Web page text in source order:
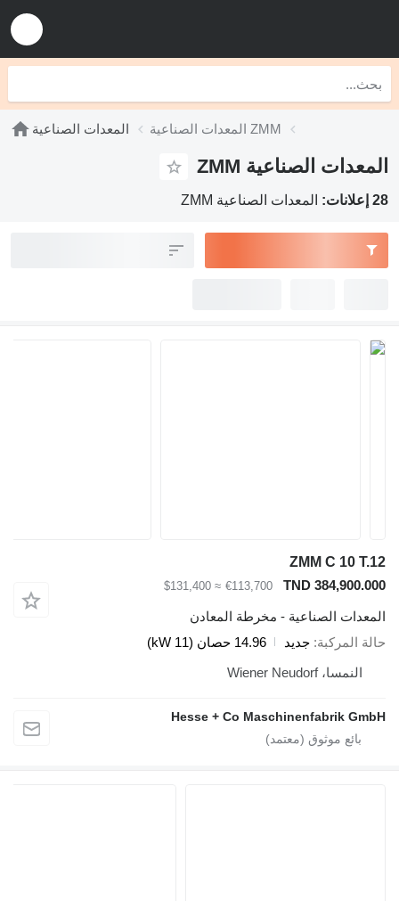
المعدات الصناعية المعدات الصناعية ZMM
المعدات الصناعية ZMM
28 إعلانات: المعدات الصناعية ZMM
ZMM C 10 T.12
TND 384,900.000
€113,700
≈ $131,400
المعدات الصناعية - مخرطة المعادن
حالة المركبة جديد
14.96 حصان (11 kW)
النمسا، Wiener Neudorf
Hesse + Co Maschinenfabrik GmbH